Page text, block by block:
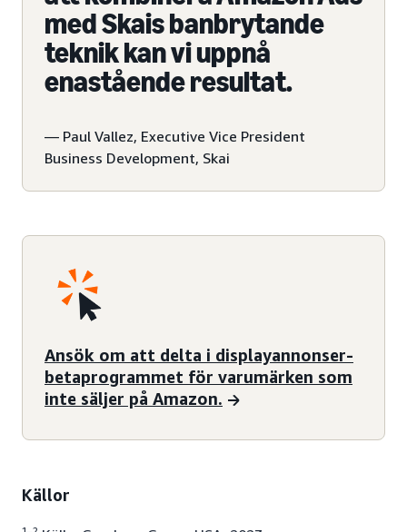
med Skais banbrytande
teknik kan vi uppnå
enastående resultat.
— Paul Vallez, Executive Vice President
Business Development, Skai
Ansök om att delta i displayannonser-
betaprogrammet för varumärken som
inte säljer på Amazon.
Källor